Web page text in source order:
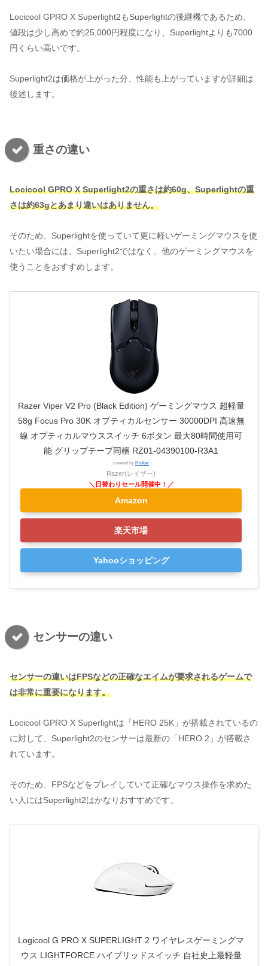
Locicool GPRO X Superlight2もSuperlightの後継機であるため、
値段は少し高めで約25,000円程度になり、Superlightよりも7000
円くらい高いです。
Superlight2は価格が上がった分、性能も上がっていますが詳細は
後述します。
重さの違い
Locicool GPRO X Superlight2の重さは約60g、Superlightの重
さは約63gとあまり違いはありません。
そのため、Superlightを使っていて更に軽いゲーミングマウスを使
いたい場合には、Superlight2ではなく、他のゲーミングマウスを
使うことをおすすめします。
Razer Viper V2 Pro (Black Edition) ゲーミングマウス 超軽量
58g Focus Pro 30K オプティカルセンサー 30000DPI 高速無
線 オプティカルマウススイッチ 6ボタン 最大80時間使用可
能 グリップテープ同梱 RZ01-04390100-R3A1
created by Rinker
Razer(レイザー)
Amazon
楽天市場
Yahooショッピング
センサーの違い
センサーの違いはFPSなどの正確なエイムが要求されるゲームで
は非常に重要になります。
Locicool GPRO X Superlightは「HERO 25K」が搭載されているの
に対して、Superlight2のセンサーは最新の「HERO 2」が搭載さ
れています。
そのため、FPSなどをプレイしていて正確なマウス操作を求めた
い人にはSuperlight2はかなりおすすめです。
Logicool G PRO X SUPERLIGHT 2 ワイヤレスゲーミングマ
ウス LIGHTFORCE ハイブリッドスイッチ 自社史上最軽量